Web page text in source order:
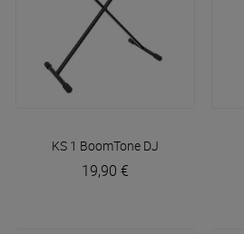
KS 1 BoomTone DJ
19,90 €